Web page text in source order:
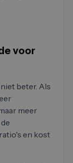
voor
beter. Als
meer
en kost